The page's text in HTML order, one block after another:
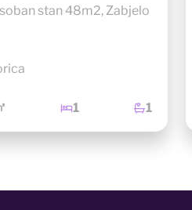
stan 48m2, Zabjelo
1 1